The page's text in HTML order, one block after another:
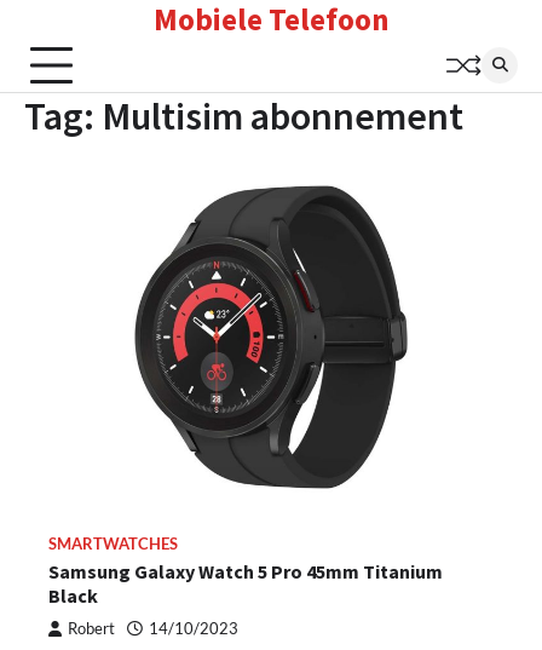
content
Mobiele Telefoon
Tag: Multisim abonnement
SMARTWATCHES
Samsung Galaxy Watch 5 Pro 45mm Titanium
Black
Robert 14/10/2023